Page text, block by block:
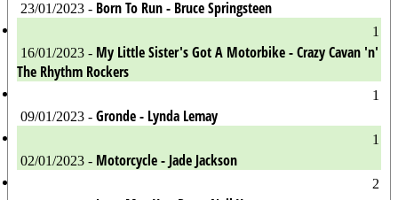
23/01/2023 - Born To Run - Bruce Springsteen
1
16/01/2023 - My Little Sister's Got A Motorbike - Crazy Cavan 'n'
The Rhythm Rockers
1
09/01/2023 - Gronde - Lynda Lemay
1
02/01/2023 - Motorcycle - Jade Jackson
2